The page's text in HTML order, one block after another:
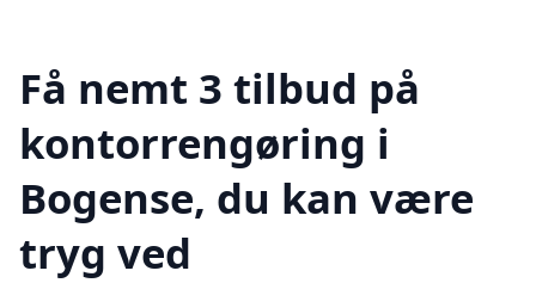
Få nemt 3 tilbud på
kontorrengøring i
Bogense, du kan være
tryg ved